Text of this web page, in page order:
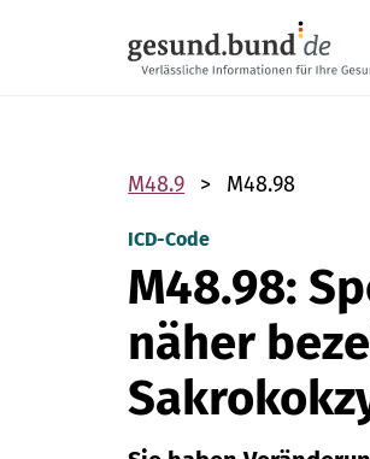
M48.9 M48.98
ICD-Code
M48.98:
näher